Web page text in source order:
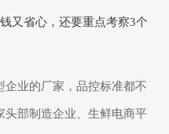
又省心，还要重点考察3个
企业的厂家，品控标准都不
头部制造企业、生鲜电商平